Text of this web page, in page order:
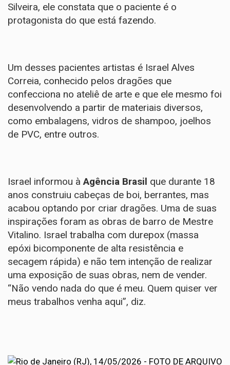
Silveira, ele constata que o paciente é o
protagonista do que está fazendo.
Um desses pacientes artistas é Israel Alves
Correia, conhecido pelos dragões que
confecciona no ateliê de arte e que ele mesmo foi
desenvolvendo a partir de materiais diversos,
como embalagens, vidros de shampoo, joelhos
de PVC, entre outros.
Israel informou àAgência Brasil que durante 18
anos construiu cabeças de boi, berrantes, mas
acabou optando por criar dragões. Uma de suas
inspirações foram as obras de barro de Mestre
Vitalino. Israel trabalha com durepox (massa
epóxi bicomponente de alta resistência e
secagem rápida) e não tem intenção de realizar
uma exposição de suas obras, nem de vender.
“Não vendo nada do que é meu. Quem quiser ver
meus trabalhos venha aqui”, diz.